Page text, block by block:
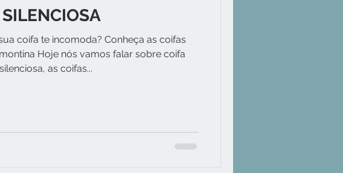
coifa te incomoda? Conheça as coifas
Hoje nós vamos falar sobre coifa
as coifas...